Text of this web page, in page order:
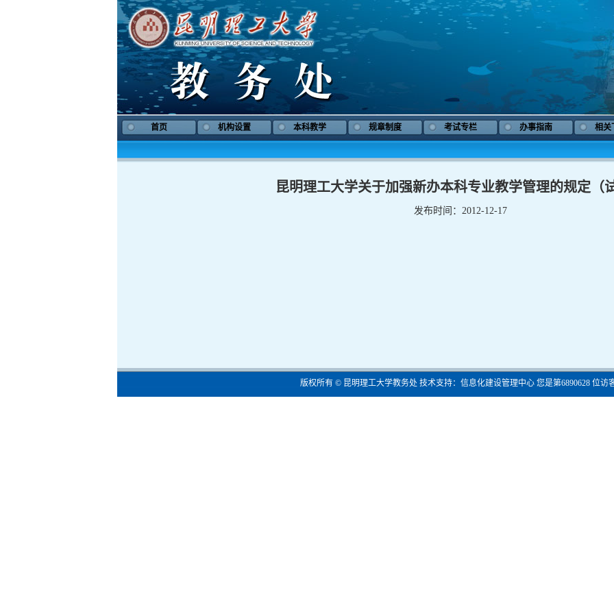
首页 机构设置 本科教学 规章制度 考试专栏 办事指南 相关
昆明理工大学关于加强新办本科专业教学管理的规定（
发布时间：2012-12-17
版权所有 © 昆明理工大学教务处 技术支持：信息化建设管理中心 您是第6890628 位访